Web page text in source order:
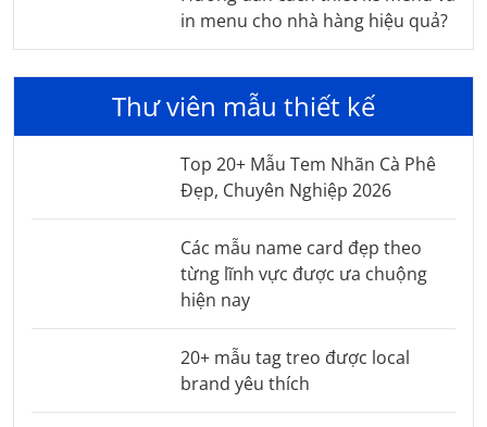
in menu cho nhà hàng hiệu quả?
Thư viên mẫu thiết kế
Top 20+ Mẫu Tem Nhãn Cà Phê
Đẹp, Chuyên Nghiệp 2026
Các mẫu name card đẹp theo
từng lĩnh vực được ưa chuộng
hiện nay
20+ mẫu tag treo được local
brand yêu thích